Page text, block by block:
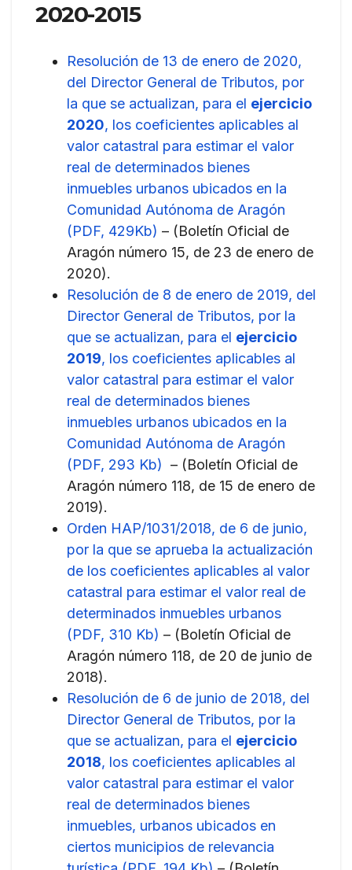
2020-2015
Resolución de 13 de enero de 2020,
del Director General de Tributos, por
la que se actualizan, para el ejercicio
2020, los coeficientes aplicables al
valor catastral para estimar el valor
real de determinados bienes
inmuebles urbanos ubicados en la
Comunidad Autónoma de Aragón
(PDF, 429Kb) – (Boletín Oficial de
Aragón número 15, de 23 de enero de
2020).
Resolución de 8 de enero de 2019, del
Director General de Tributos, por la
que se actualizan, para el ejercicio
2019, los coeficientes aplicables al
valor catastral para estimar el valor
real de determinados bienes
inmuebles urbanos ubicados en la
Comunidad Autónoma de Aragón
(PDF, 293 Kb) – (Boletín Oficial de
Aragón número 118, de 15 de enero de
2019).
Orden HAP/1031/2018, de 6 de junio,
por la que se aprueba la actualización
de los coeficientes aplicables al valor
catastral para estimar el valor real de
determinados inmuebles urbanos
(PDF, 310 Kb) – (Boletín Oficial de
Aragón número 118, de 20 de junio de
2018).
Resolución de 6 de junio de 2018, del
Director General de Tributos, por la
que se actualizan, para el ejercicio
2018, los coeficientes aplicables al
valor catastral para estimar el valor
real de determinados bienes
inmuebles, urbanos ubicados en
ciertos municipios de relevancia